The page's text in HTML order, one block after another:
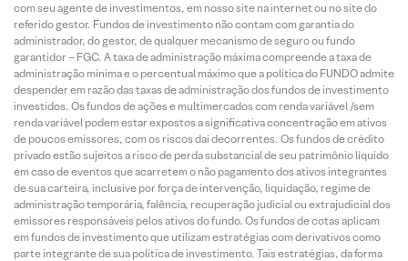
com seu agente de investimentos, em nosso site na internet ou no site do
referido gestor. Fundos de investimento não contam com garantia do
administrador, do gestor, de qualquer mecanismo de seguro ou fundo
garantidor – FGC. A taxa de administração máxima compreende a taxa de
administração mínima e o percentual máximo que a política do FUNDO admite
despender em razão das taxas de administração dos fundos de investimento
investidos. Os fundos de ações e multimercados com renda variável /sem
renda variável podem estar expostos a significativa concentração em ativos
de poucos emissores, com os riscos daí decorrentes. Os fundos de crédito
privado estão sujeitos a risco de perda substancial de seu patrimônio líquido
em caso de eventos que acarretem o não pagamento dos ativos integrantes
de sua carteira, inclusive por força de intervenção, liquidação, regime de
administração temporária, falência, recuperação judicial ou extrajudicial dos
emissores responsáveis pelos ativos do fundo. Os fundos de cotas aplicam
em fundos de investimento que utilizam estratégias com derivativos como
parte integrante de sua política de investimento. Tais estratégias, da forma